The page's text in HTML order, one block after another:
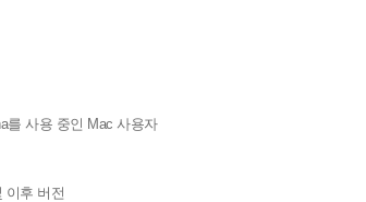
를 사용 중인 Mac 사용자
이후 버전